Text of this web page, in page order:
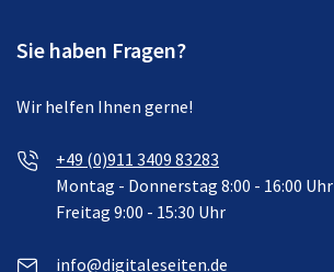
Sie haben Fragen?
Wir helfen Ihnen gerne!
+49 (0)911 3409 83283
Montag - Donnerstag 8:00 - 16:00 Uhr
Freitag 9:00 - 15:30 Uhr
info@digitaleseiten.de